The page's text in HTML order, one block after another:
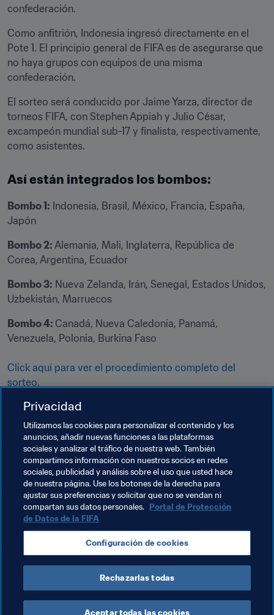
confederación.
Como anfitrión, Indonesia ingresó directamente en el
Pote 1. El principio general de FIFA es de asegurarse que
no haya grupos con equipos de una misma
confederación.
El sorteo será conducido por Jaime Yarza, director de
torneos FIFA, con Stephen Appiah y Julio César,
excampeón mundial sub-17 y finalista, respectivamente,
como asistentes.
Así están integrados los bombos:
Bombo 1: Indonesia, Brasil, México, Francia, España,
Japón
Bombo 2: Alemania, Mali, Inglaterra, República de
Corea, Argentina, Ecuador
Bombo 3: Nueva Zelanda, Irán, Senegal, Estados Unidos,
Uzbekistán, Marruecos
Bombo 4: Canadá, Nueva Caledonia, Panamá,
Venezuela, Polonia, Burkina Faso
Click aquí para ver el procedimiento completo del
sorteo.
¿Cómo se juega el torneo?
Los primeros dos de cada uno de los seis grupos y los
cuatro mejores terceros avanzarán a la fase de
eliminatorias directas. De ahí, octavos de final, cuartos
de final, semifinales, partido por el tercer puesto y final.
Temas relacionados
Indonesia AFC
Privacidad
Utilizamos las cookies para personalizar el contenido y los
anuncios, añadir nuevas funciones a las plataformas
sociales y analizar el tráfico de nuestra web. También
compartimos información con nuestros socios en redes
sociales, publicidad y análisis sobre el uso que usted hace
de nuestra página. Use los botones de la derecha para
ajustar sus preferencias y solicitar que no se vendan ni
compartan sus datos personales. Portal de Protección
de Datos de la FIFA
Configuración de cookies
Rechazarlas todas
Aceptar todas las cookies